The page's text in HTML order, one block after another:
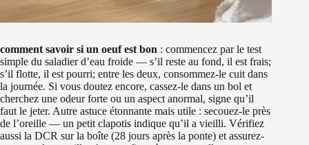
comment savoir si un oeuf est bon : commencez par le test
simple du saladier d’eau froide — s’il reste au fond, il est frais;
s’il flotte, il est pourri; entre les deux, consommez-le cuit dans
la journée. Si vous doutez encore, cassez-le dans un bol et
cherchez une odeur forte ou un aspect anormal, signe qu’il
faut le jeter. Autre astuce étonnante mais utile : secouez-le près
de l’oreille — un petit clapotis indique qu’il a vieilli. Vérifiez
aussi la DCR sur la boîte (28 jours après la ponte) et assurez-